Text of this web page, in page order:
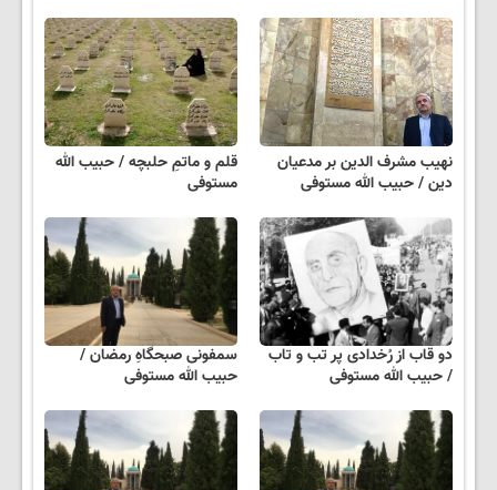
نهیب مشرف الدین بر مدعیان
دین / حبیب الله مستوفی
قلم و ماتمِ حلبچه / حبیب الله
مستوفی
دو قاب از رُخدادی پر تب و تاب
/ حبیب الله مستوفی
سمفونی صبحگاهِ رمضان /
حبیب الله مستوفی